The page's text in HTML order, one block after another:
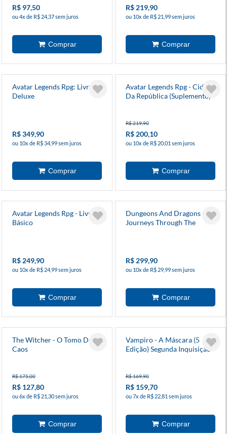
R$ 97,50
ou 4x de R$ 24,37 sem juros
R$ 219,90
ou 10x de R$ 21,99 sem juros
Avatar Legends Rpg: Livro
Deluxe
R$ 349,90
ou 10x de R$ 34,99 sem juros
Avatar Legends Rpg - Cidade
Da República (Suplemento)
R$ 219,90
R$ 200,10
ou 10x de R$ 20,01 sem juros
Avatar Legends Rpg - Livro
Básico
R$ 249,90
ou 10x de R$ 24,99 sem juros
Dungeons And Dragons -
Journeys Through The
R$ 299,90
ou 10x de R$ 29,99 sem juros
The Witcher - O Tomo Do
Caos
R$ 175,00
R$ 127,80
ou 6x de R$ 21,30 sem juros
Vampiro - A Máscara (5
Edição) Segunda Inquisição
R$ 169,90
R$ 159,70
ou 7x de R$ 22,81 sem juros